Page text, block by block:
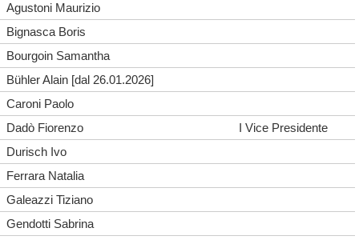
Agustoni Maurizio
Bignasca Boris
Bourgoin Samantha
Bühler Alain [dal 26.01.2026]
Caroni Paolo
Dadò Fiorenzo
I Vice Presidente
Durisch Ivo
Ferrara Natalia
Galeazzi Tiziano
Gendotti Sabrina